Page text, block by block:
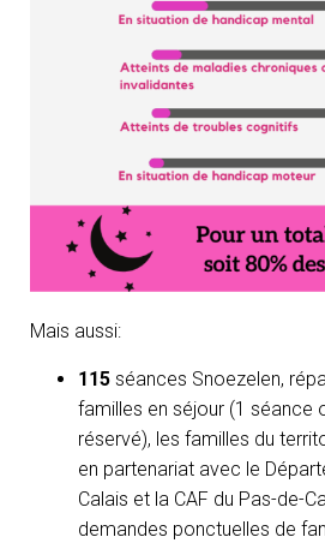
Mais aussi:
115 séances Snoezelen,
familles en séjour (1 séance
réservé), les familles du
en partenariat avec le
Calais et la CAF du Pas-de-
demandes ponctuelles de